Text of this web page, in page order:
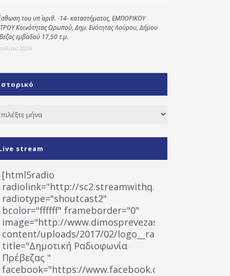
του υπ΄ αριθ. -14- καταστήματος, ΕΜΠΟΡΙΚΟΥ
Κοινότητας Ωρωπού, Δημ. Ενότητας Λούρου, Δήμου
εμβαδού 17,50 τ.μ.
2026
stream
[html5radio
radiolink="http://sc2.streamwithq.com:8028/
radiotype="shoutcast2"
bcolor="ffffff" frameborder="0"
image="http://www.dimosprevezas.gr/wp-
content/uploads/2017/02/logo__radiofonias.jpg"
title="Δημοτική Ραδιοφωνία
Πρέβεζας "
facebook="https://www.facebook.com/